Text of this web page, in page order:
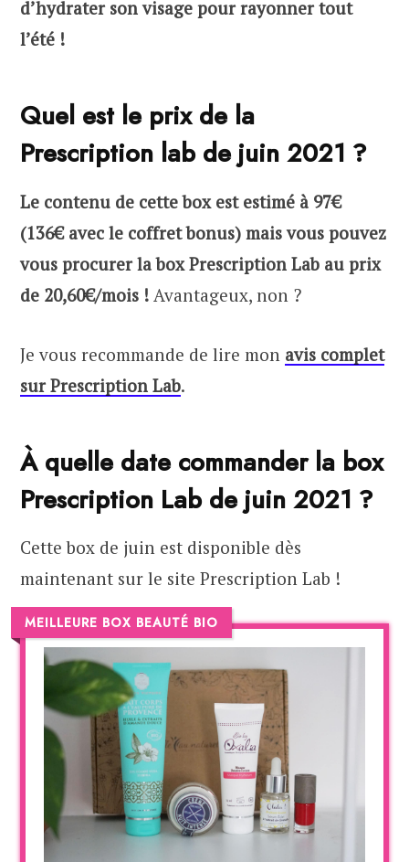
d’hydrater son visage pour rayonner tout
l’été !
Quel est le prix de la
Prescription lab de juin 2021 ?
Le contenu de cette box est estimé à 97€
(136€ avec le coffret bonus) mais vous pouvez
vous procurer la box Prescription Lab au prix
de 20,60€/mois ! Avantageux, non ?
Je vous recommande de lire mon avis complet
sur Prescription Lab.
À quelle date commander la box
Prescription Lab de juin 2021 ?
Cette box de juin est disponible dès
maintenant sur le site Prescription Lab !
MEILLEURE BOX BEAUTÉ BIO